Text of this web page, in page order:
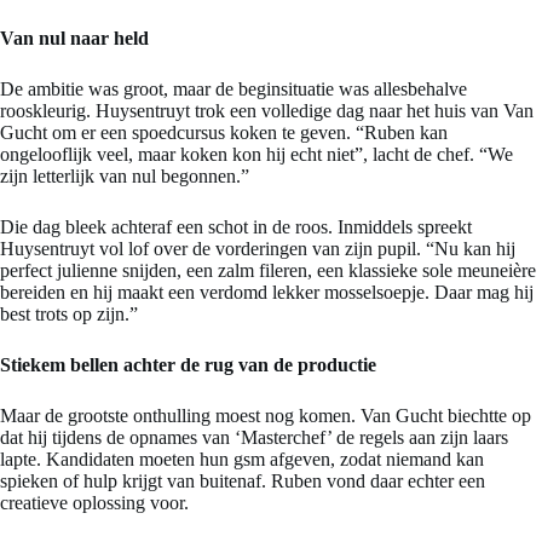
Van nul naar held
De ambitie was groot, maar de beginsituatie was allesbehalve
rooskleurig. Huysentruyt trok een volledige dag naar het huis van Van
Gucht om er een spoedcursus koken te geven. “Ruben kan
ongelooflijk veel, maar koken kon hij echt niet”, lacht de chef. “We
zijn letterlijk van nul begonnen.”
Die dag bleek achteraf een schot in de roos. Inmiddels spreekt
Huysentruyt vol lof over de vorderingen van zijn pupil. “Nu kan hij
perfect julienne snijden, een zalm fileren, een klassieke sole meuneière
bereiden en hij maakt een verdomd lekker mosselsoepje. Daar mag hij
best trots op zijn.”
Stiekem bellen achter de rug van de productie
Maar de grootste onthulling moest nog komen. Van Gucht biechtte op
dat hij tijdens de opnames van ‘Masterchef’ de regels aan zijn laars
lapte. Kandidaten moeten hun gsm afgeven, zodat niemand kan
spieken of hulp krijgt van buitenaf. Ruben vond daar echter een
creatieve oplossing voor.